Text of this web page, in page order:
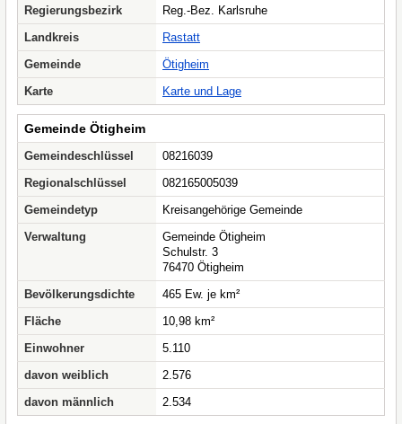
Regierungsbezirk
Reg.-Bez. Karlsruhe
Landkreis
Rastatt
Gemeinde
Ötigheim
Karte
Karte und Lage
Gemeinde Ötigheim
Gemeindeschlüssel
08216039
Regionalschlüssel
082165005039
Gemeindetyp
Kreisangehörige Gemeinde
Verwaltung
Gemeinde Ötigheim
Schulstr. 3
76470 Ötigheim
Bevölkerungsdichte
465 Ew. je km²
Fläche
10,98 km²
Einwohner
5.110
davon weiblich
2.576
davon männlich
2.534